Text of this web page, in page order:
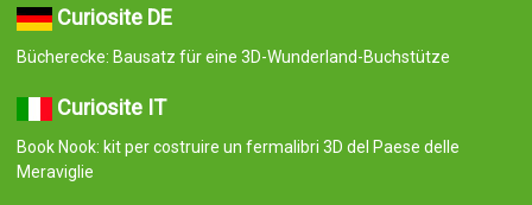
Curiosite DE
Bücherecke: Bausatz für eine 3D-Wunderland-Buchstütze
Curiosite IT
Book Nook: kit per costruire un fermalibri 3D del Paese delle
Meraviglie